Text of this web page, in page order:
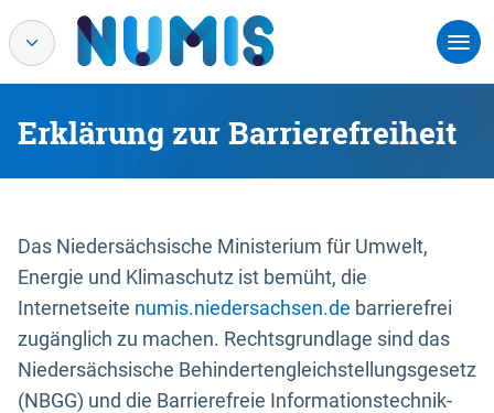
Erklärung zur Barrierefreiheit
Das Niedersächsische Ministerium für Umwelt,
Energie und Klimaschutz ist bemüht, die
Internetseite numis.niedersachsen.de barrierefrei
zugänglich zu machen. Rechtsgrundlage sind das
Niedersächsische Behindertengleichstellungsgesetz
(NBGG) und die Barrierefreie Informationstechnik-